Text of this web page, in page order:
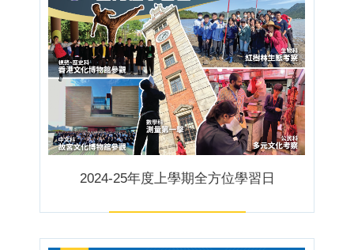
2024-25年度上學期全方位學習日